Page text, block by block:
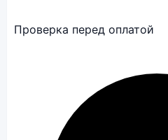
Проверка перед оплатой